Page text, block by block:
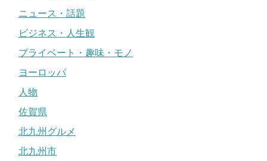
ニュース・話題
ビジネス・人生観
プライベート・趣味・モノ
ヨーロッパ
人物
佐賀県
北九州グルメ
北九州市